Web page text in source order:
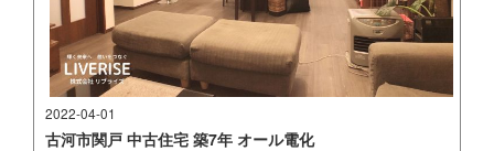
2022-04-01
古河市関戸 中古住宅 築7年 オール電化